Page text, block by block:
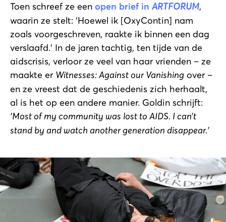
Toen schreef ze een open brief in ARTFORUM,
waarin ze stelt: ‘Hoewel ik [OxyContin] nam
zoals voorgeschreven, raakte ik binnen een dag
verslaafd.’ In de jaren tachtig, ten tijde van de
aidscrisis, verloor ze veel van haar vrienden – ze
maakte er Witnesses: Against our Vanishing over –
en ze vreest dat de geschiedenis zich herhaalt,
al is het op een andere manier. Goldin schrijft:
‘Most of my community was lost to AIDS. I can’t
stand by and watch another generation disappear.’